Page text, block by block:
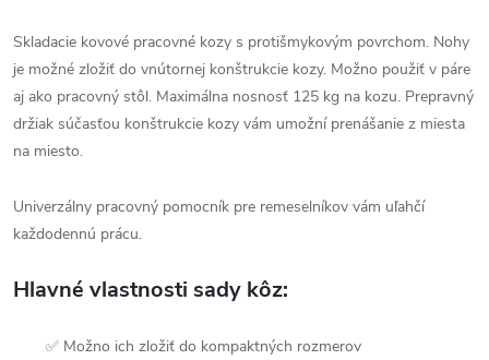
Skladacie kovové pracovné kozy s protišmykovým povrchom. Nohy
je možné zložiť do vnútornej konštrukcie kozy. Možno použiť v páre
aj ako pracovný stôl. Maximálna nosnosť 125 kg na kozu. Prepravný
držiak súčasťou konštrukcie kozy vám umožní prenášanie z miesta
na miesto.
Univerzálny pracovný pomocník pre remeselníkov vám uľahčí
každodennú prácu.
Hlavné vlastnosti sady kôz:
✅ Možno ich zložiť do kompaktných rozmerov